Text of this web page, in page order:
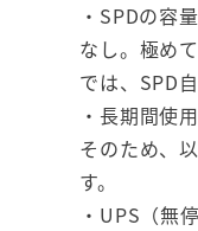
・SPDの容
なし。極め
では、SPD
・長期間使
そのため、
す。
・UPS（無